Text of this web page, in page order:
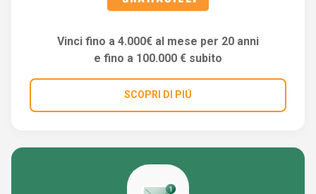
Vinci fino a 4.000€ al mese per 20 anni
e fino a 100.000 € subito
SCOPRI DI PIÚ